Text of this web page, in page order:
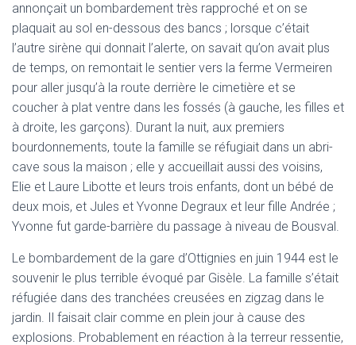
annonçait un bombardement très rapproché et on se
plaquait au sol en-dessous des bancs ; lorsque c’était
l’autre sirène qui donnait l’alerte, on savait qu’on avait plus
de temps, on remontait le sentier vers la ferme Vermeiren
pour aller jusqu’à la route derrière le cimetière et se
coucher à plat ventre dans les fossés (à gauche, les filles et
à droite, les garçons). Durant la nuit, aux premiers
bourdonnements, toute la famille se réfugiait dans un abri-
cave sous la maison ; elle y accueillait aussi des voisins,
Elie et Laure Libotte et leurs trois enfants, dont un bébé de
deux mois, et Jules et Yvonne Degraux et leur fille Andrée ;
Yvonne fut garde-barrière du passage à niveau de Bousval.
Le bombardement de la gare d’Ottignies en juin 1944 est le
souvenir le plus terrible évoqué par Gisèle. La famille s’était
réfugiée dans des tranchées creusées en zigzag dans le
jardin. Il faisait clair comme en plein jour à cause des
explosions. Probablement en réaction à la terreur ressentie,